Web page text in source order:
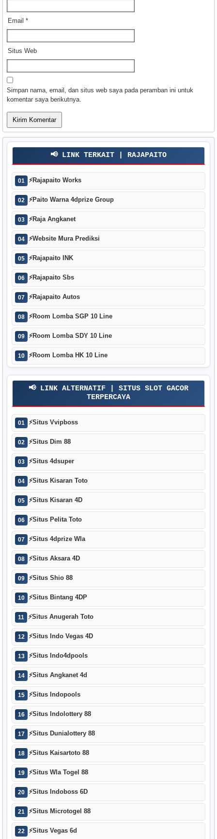
Email *
Situs Web
Simpan nama, email, dan situs web saya pada peramban ini untuk
komentar saya berikutnya.
📢 LINK TERKAIT | RAJAPAITO
01 ⚡Rajapaito Works
02 ⚡Paito Warna 4dprize Group
03 ⚡Raja Angkanet
04 ⚡Website Mura Prediksi
05 ⚡Rajapaito INK
06 ⚡Rajapaito Sbs
07 ⚡Rajapaito Autos
08 ⚡Room Lomba SGP 10 Line
09 ⚡Room Lomba SDY 10 Line
10 ⚡Room Lomba HK 10 Line
📢 LINK ALTERNATIF | SITUS SLOT GACOR
TERPERCAYA
01 ⚡Situs Vvipboss
02 ⚡Situs Dim 88
03 ⚡Situs 4dsuper
04 ⚡Situs Kisaran Toto
05 ⚡Situs Kisaran 4D
06 ⚡Situs Pelita Toto
07 ⚡Situs 4dprize Wla
08 ⚡Situs Aksara 4D
09 ⚡Situs Shio 88
10 ⚡Situs Bintang 4DP
11 ⚡Situs Anugerah Toto
12 ⚡Situs Indo Vegas 4D
13 ⚡Situs Indo4dpools
14 ⚡Situs Angkanet 4d
15 ⚡Situs Indopools
16 ⚡Situs Indolottery 88
17 ⚡Situs Dunialottery 88
18 ⚡Situs Kaisartoto 88
19 ⚡Situs Wla Togel 88
20 ⚡Situs Indoboss 6D
21 ⚡Situs Microtogel 88
22 ⚡Situs Vegas 6d